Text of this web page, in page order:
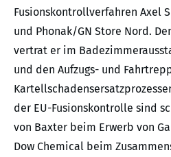
Fusionskontrollverfahren Axel
und Phonak/GN Store Nord.
vertrat er im
und den Aufzugs- und
der EU-Fusionskontrolle sind
von Baxter beim Erwerb von
Dow Chemical beim